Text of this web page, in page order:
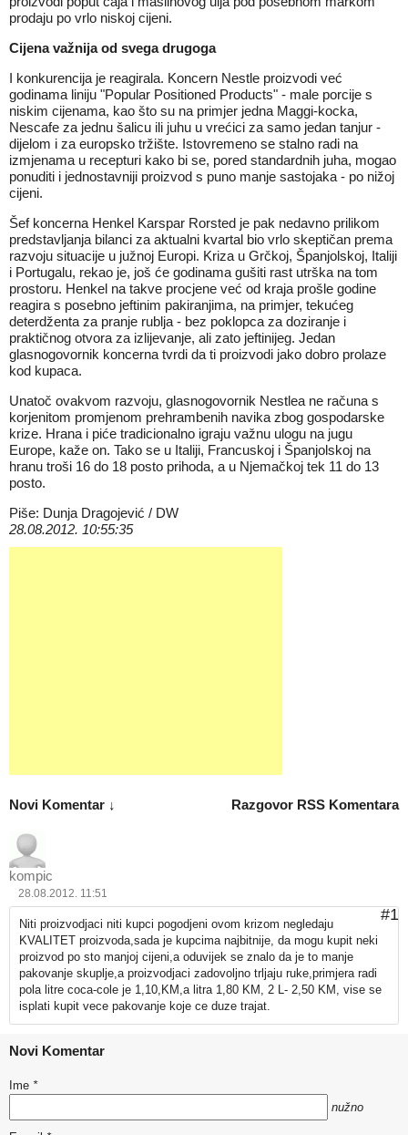
prodaju po vrlo niskoj cijeni.
Cijena važnija od svega drugoga
I konkurencija je reagirala. Koncern Nestle proizvodi već
godinama liniju "Popular Positioned Products" - male porcije s
niskim cijenama, kao što su na primjer jedna Maggi-kocka,
Nescafe za jednu šalicu ili juhu u vrećici za samo jedan tanjur -
dijelom i za europsko tržište. Istovremeno se stalno radi na
izmjenama u recepturi kako bi se, pored standardnih juha, mogao
ponuditi i jednostavniji proizvod s puno manje sastojaka - po nižoj
cijeni.
Šef koncerna Henkel Karspar Rorsted je pak nedavno prilikom
predstavljanja bilanci za aktualni kvartal bio vrlo skeptičan prema
razvoju situacije u južnoj Europi. Kriza u Grčkoj, Španjolskoj, Italiji
i Portugalu, rekao je, još će godinama gušiti rast utrška na tom
prostoru. Henkel na takve procjene već od kraja prošle godine
reagira s posebno jeftinim pakiranjima, na primjer, tekućeg
deterdženta za pranje rublja - bez poklopca za doziranje i
praktičnog otvora za izlijevanje, ali zato jeftinijeg. Jedan
glasnogovornik koncerna tvrdi da ti proizvodi jako dobro prolaze
kod kupaca.
Unatoč ovakvom razvoju, glasnogovornik Nestlea ne računa s
korjenitom promjenom prehrambenih navika zbog gospodarske
krize. Hrana i piće tradicionalno igraju važnu ulogu na jugu
Europe, kaže on. Tako se u Italiji, Francuskoj i Španjolskoj na
hranu troši 16 do 18 posto prihoda, a u Njemačkoj tek 11 do 13
posto.
Piše: Dunja Dragojević / DW
28.08.2012. 10:55:35
Razgovor RSS Komentara
Novi Komentar ↓
kompic
28.08.2012. 11:51
#1
Niti proizvodjaci niti kupci pogodjeni ovom krizom negledaju
KVALITET proizvoda,sada je kupcima najbitnije, da mogu kupit neki
proizvod po sto manjoj cijeni,a oduvijek se znalo da je to manje
pakovanje skuplje,a proizvodjaci zadovoljno trljaju ruke,primjera radi
pola litre coca-cole je 1,10,KM,a litra 1,80 KM, 2 L- 2,50 KM, vise se
isplati kupit vece pakovanje koje ce duze trajat.
Novi Komentar
Ime *
nužno